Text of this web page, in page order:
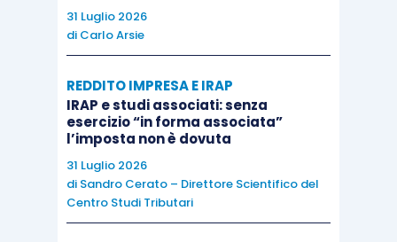
31 Luglio 2026
di Carlo Arsie
REDDITO IMPRESA E IRAP
IRAP e studi associati: senza
esercizio “in forma associata”
l’imposta non è dovuta
31 Luglio 2026
di Sandro Cerato – Direttore Scientifico del
Centro Studi Tributari